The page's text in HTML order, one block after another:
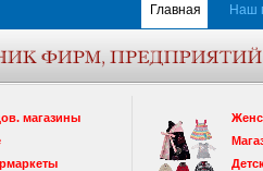
Главная Наш
магазины